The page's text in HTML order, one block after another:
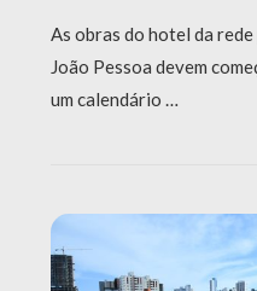
As obras do hotel da
João Pessoa devem
um calendário …